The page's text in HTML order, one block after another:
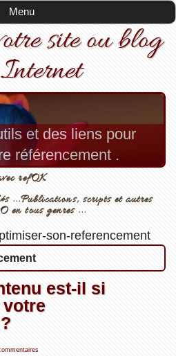
Menu
site ou blog
et des liens pour
référencement .
refOK
...Publications, scripts et autres
en tous genres ...
son-referencement
est-il si